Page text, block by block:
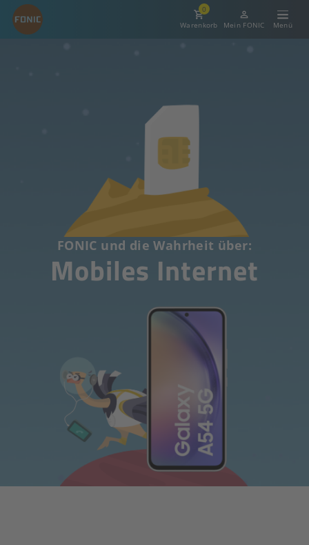
0
Warenkorb
Mein FONIC
FONIC und die Wahrheit über:
Mobiles Internet